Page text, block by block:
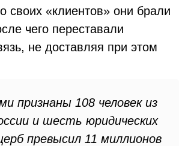
своих «клиентов» они брали
чего переставали
не доставляя при этом
признаны 108 человек из
и шесть юридических
превысил 11 миллионов